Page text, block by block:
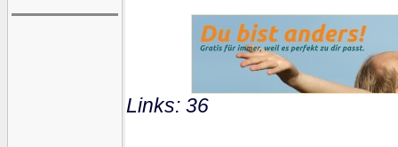
Links: 36